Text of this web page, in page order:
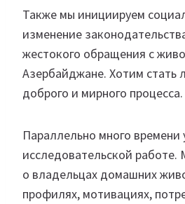
Также мы инициируем
изменение
жестокого обращения с
Азербайджане. Хотим стать
доброго и мирного процесса.
Параллельно много времени
исследовательской
о владельцах домашних
профилях, мотивациях,